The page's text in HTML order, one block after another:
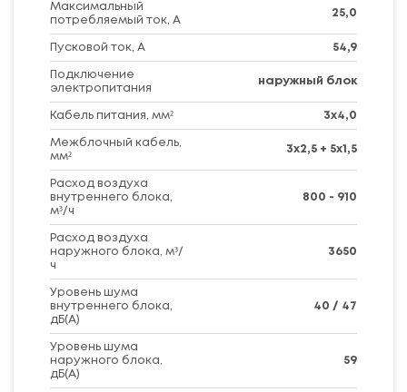
Максимальный
потребляемый ток, А
25,0
Пусковой ток, А 54,9
Подключение
электропитания
наружный блок
Кабель питания, мм² 3х4,0
Межблочный кабель,
мм²
3х2,5 + 5х1,5
Расход воздуха
внутреннего блока,
м³/ч
800 - 910
Расход воздуха
наружного блока, м³/
ч
3650
Уровень шума
внутреннего блока,
дБ(А)
40 / 47
Уровень шума
наружного блока,
дБ(А)
59